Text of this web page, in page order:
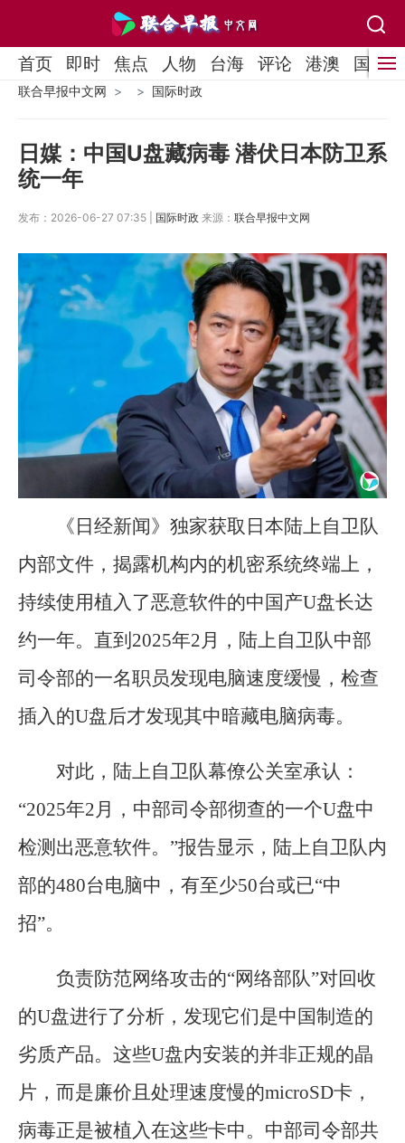
首页 即时 焦点 人物 台海 评论 港澳 国际
联合早报中文网 国际时政
日媒：中国U盘藏病毒 潜伏日本防卫系
统一年
发布：2026-06-27 07:35 | 国际时政 来源： 联合早报中文网
《日经新闻》独家获取日本陆上自卫队
内部文件，揭露机构内的机密系统终端上，
持续使用植入了恶意软件的中国产U盘长达
约一年。直到2025年2月，陆上自卫队中部
司令部的一名职员发现电脑速度缓慢，检查
插入的U盘后才发现其中暗藏电脑病毒。
对此，陆上自卫队幕僚公关室承认：
“2025年2月，中部司令部彻查的一个U盘中
检测出恶意软件。”报告显示，陆上自卫队内
部的480台电脑中，有至少50台或已“中
招”。
负责防范网络攻击的“网络部队”对回收
的U盘进行了分析，发现它们是中国制造的
劣质产品。这些U盘内安装的并非正规的晶
片，而是廉价且处理速度慢的microSD卡，
病毒正是被植入在这些卡中。中部司令部共